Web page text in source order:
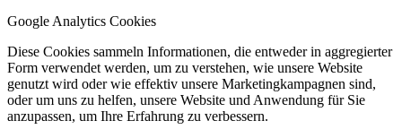
Google Analytics Cookies
Diese Cookies sammeln Informationen, die entweder in aggregierter
Form verwendet werden, um zu verstehen, wie unsere Website
genutzt wird oder wie effektiv unsere Marketingkampagnen sind,
oder um uns zu helfen, unsere Website und Anwendung für Sie
anzupassen, um Ihre Erfahrung zu verbessern.